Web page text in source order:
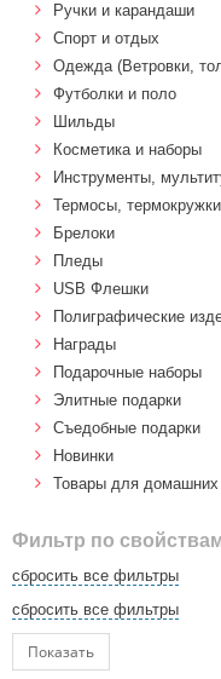
Ручки и карандаши
Спорт и отдых
Одежда (Ветровки,
Футболки и поло
Шильды
Косметика и наборы
Инструменты,
Термосы,
Брелоки
Пледы
USB Флешки
Полиграфические
Награды
Подарочные наборы
Элитные подарки
Cъедобные подарки
Новинки
Товары для домашних
Фильтр по
сбросить все фильтры
сбросить все фильтры
Показать